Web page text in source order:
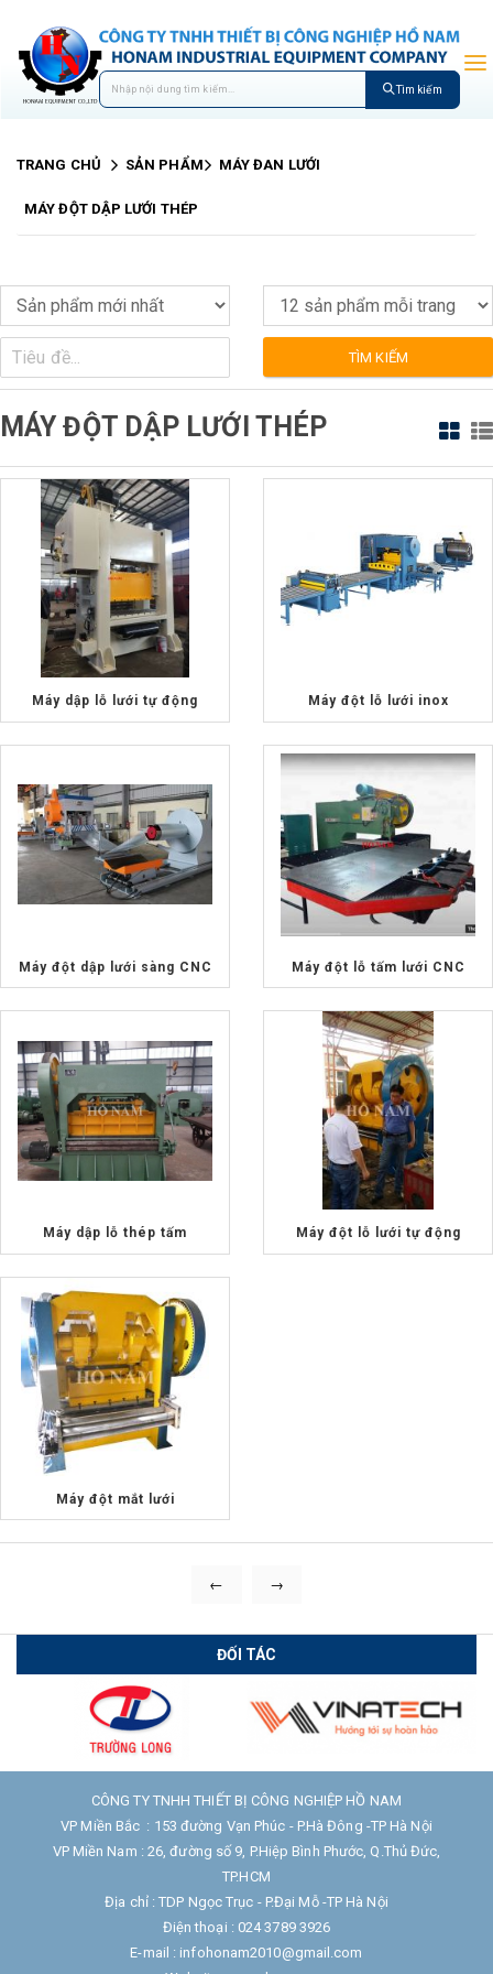
Tìm kiếm
TRANG CHỦ SẢN PHẨM MÁY ĐAN LƯỚI
MÁY ĐỘT DẬP LƯỚI THÉP
TÌM KIẾM
MÁY ĐỘT DẬP LƯỚI THÉP
Máy dập lỗ lưới tự động Máy đột lỗ lưới inox
Máy đột dập lưới sàng CNC Máy đột lỗ tấm lưới CNC
Máy dập lỗ thép tấm Máy đột lỗ lưới tự động
Máy đột mắt lưới
← →
ĐỐI TÁC
CÔNG TY TNHH THIẾT BỊ CÔNG NGHIỆP HỒ NAM
VP Miền Bắc : 153 đường Vạn Phúc - P.Hà Đông -TP Hà Nội
VP Miền Nam : 26, đường số 9, P.Hiệp Bình Phước, Q.Thủ Đức,
TP.HCM
Địa chỉ : TDP Ngọc Trục - P.Đại Mỗ -TP Hà Nội
Điện thoại : 024 3789 3926
E-mail : infohonam2010@gmail.com